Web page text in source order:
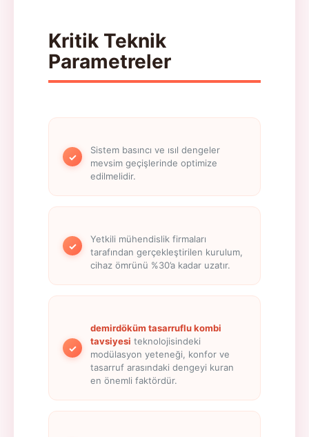
Kritik Teknik
Parametreler
✓
Sistem basıncı ve ısıl dengeler
mevsim geçişlerinde optimize
edilmelidir.
✓
Yetkili mühendislik firmaları
tarafından gerçekleştirilen kurulum,
cihaz ömrünü %30’a kadar uzatır.
✓
demirdöküm tasarruflu kombi
tavsiyesi teknolojisindeki
modülasyon yeteneği, konfor ve
tasarruf arasındaki dengeyi kuran
en önemli faktördür.